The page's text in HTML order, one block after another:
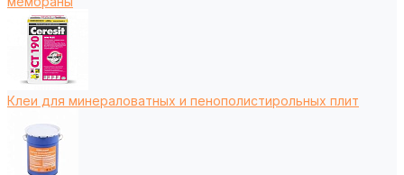
Клеи для минераловатных и пенополистирольных плит